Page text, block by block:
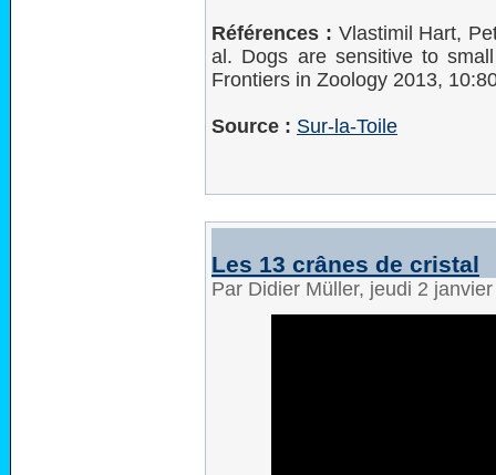
Références : Vlastimil Hart,
al. Dogs are sensitive to
Frontiers in Zoology 2013,
Source : Sur-la-Toile
Les 13 crânes de cristal
Par Didier Müller, jeudi 2